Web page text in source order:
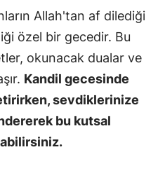
Allah'tan af dilediği
özel bir gecedir. Bu
okunacak dualar ve
Kandil gecesinde
sevdiklerinize
bu kutsal